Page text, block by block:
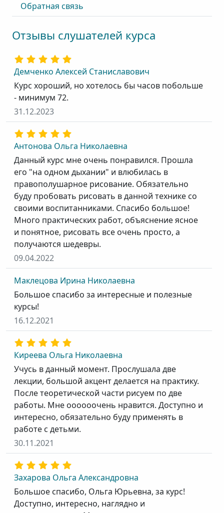
Обратная связь
Отзывы слушателей курса
Демченко Алексей Станиславович
Курс хороший, но хотелось бы часов побольше
- минимум 72.
31.12.2023
Антонова Ольга Николаевна
Данный курс мне очень понравился. Прошла
его "на одном дыхании" и влюбилась в
правополушарное рисование. Обязательно
буду пробовать рисовать в данной технике со
своими воспитанниками. Спасибо большое!
Много практических работ, объяснение ясное
и понятное, рисовать все очень просто, а
получаются шедевры.
09.04.2022
Маклецова Ирина Николаевна
Большое спасибо за интересные и полезные
курсы!
16.12.2021
Киреева Ольга Николаевна
Учусь в данный момент. Прослушала две
лекции, большой акцент делается на практику.
После теоретической части рисуем по две
работы. Мне оооооочень нравится. Доступно и
интересно, обязательно буду применять в
работе с детьми.
30.11.2021
Захарова Ольга Александровна
Большое спасибо, Ольга Юрьевна, за курс!
Доступно, интересно, наглядно и